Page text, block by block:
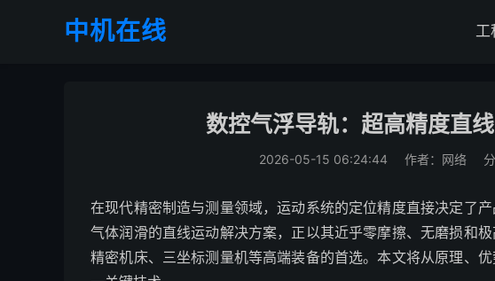
中机在线 工
数控气浮导轨：超高精度直
2026-05-15 06:24:44 作者：网络
在现代精密制造与测量领域，运动系统的定位精度直接决定了
气体润滑的直线运动解决方案，正以其近乎零摩擦、无磨损和
精密机床、三坐标测量机等高端装备的首选。本文将从原理、